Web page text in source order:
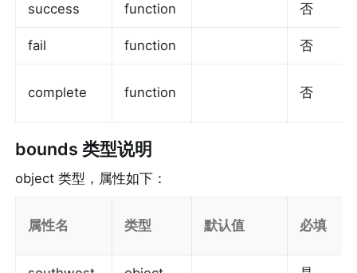
success function 否
fail function 否
complete function 否
bounds 类型说明
object 类型，属性如下：
属性名 类型 默认值 必填